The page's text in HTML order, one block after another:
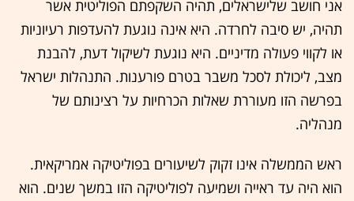
אני חושב שלישראלים, תהיה השקפתם הפוליטית אשר
תהיה, יש סיבה לחרדה. היא אינה נוגעת להעדפות רעיוניות
או לקווי פעולה מדיניים. היא נוגעת לשיקול דעת, להבנת
מצב, ליכולת לסכל משבר בטרם פורענות. התנהלות ישראל
בפרשה הזו מעוררת שאלות הכרחיות על רצינותם של
מנהליה.
ראש הממשלה אינו זקוק לשיעורים בפוליטיקה אמריקאית.
הוא היה עד ראייה ושמיעה לפוליטיקה הזו במשך שנים. הוא